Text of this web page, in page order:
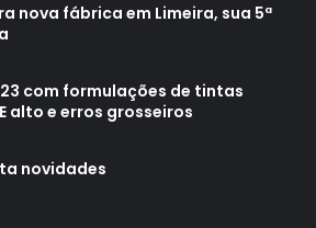
nova fábrica em Limeira, sua 5ª
com formulações de tintas
alto e erros grosseiros
novidades